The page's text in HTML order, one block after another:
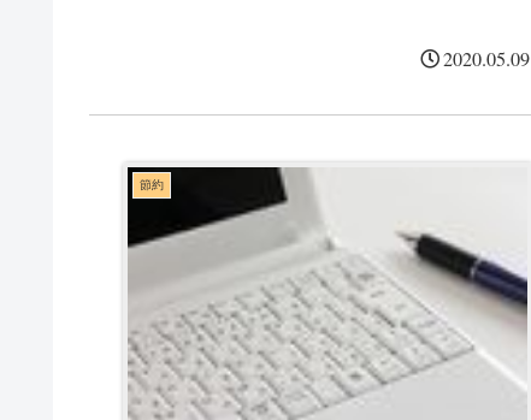
2020.05.09
節約